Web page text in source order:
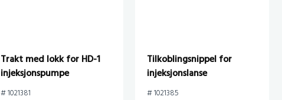
Trakt med lokk for HD-1
injeksjonspumpe
# 1021381
Tilkoblingsnippel for
injeksjonslanse
# 1021385